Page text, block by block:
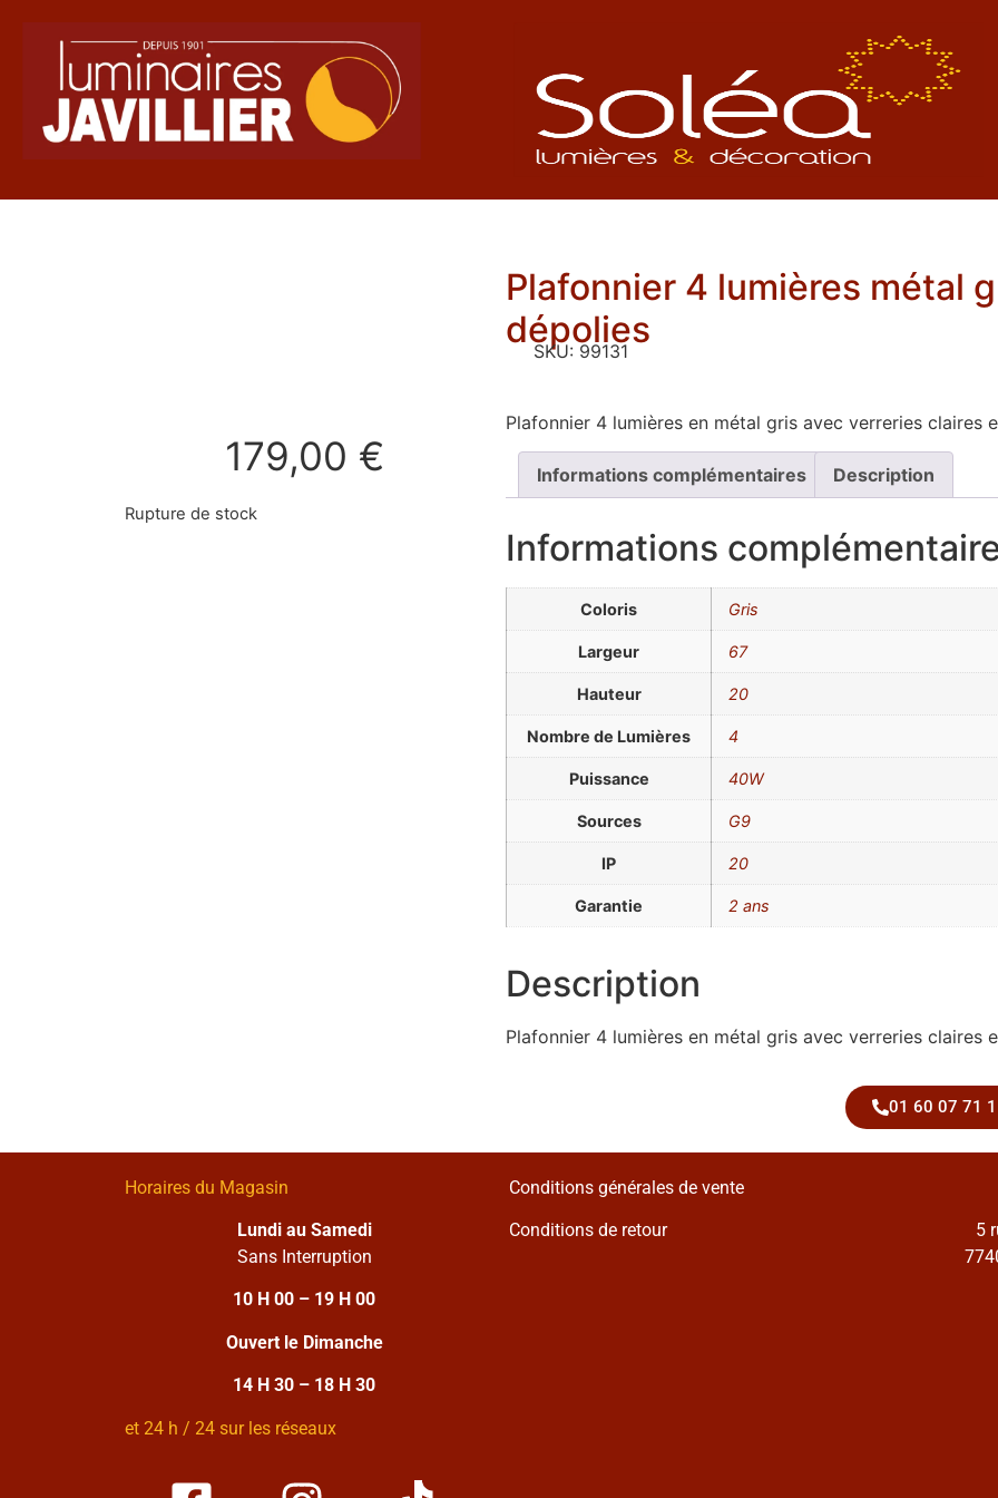
179,00 €
Rupture de stock
Plafonnier 4 lumières métal
dépolies
SKU: 99131
Plafonnier 4 lumières en métal gris avec verreries claires
Informations complémentaires Description
Informations
Coloris Gris
Largeur 67
Hauteur 20
Nombre de Lumières 4
Puissance 40W
Sources G9
IP 20
Garantie 2 ans
Description
Plafonnier 4 lumières en métal gris avec verreries claires
01 60 07 71
Horaires du Magasin
Lundi au Samedi
Sans Interruption
10 H 00 – 19 H 00
Ouvert le Dimanche
14 H 30 – 18 H 30
et 24 h / 24 sur les réseaux
Conditions générales de vente
Conditions de retour
5